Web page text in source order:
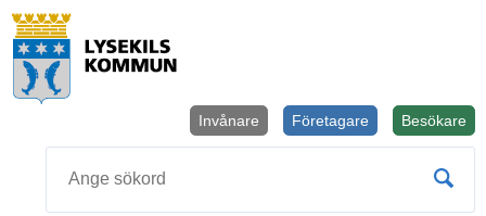
Besökare
Företagare
Invånare